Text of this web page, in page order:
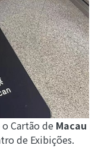
Cartão de Macau
de Exibições.